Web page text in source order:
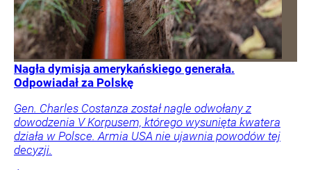
Nagła dymisja amerykańskiego generała.
Odpowiadał za Polskę
Gen. Charles Costanza został nagle odwołany z
dowodzenia V Korpusem, którego wysunięta kwatera
działa w Polsce. Armia USA nie ujawnia powodów tej
decyzji.